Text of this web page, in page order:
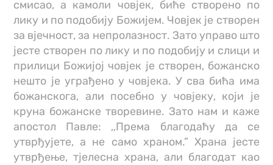
смисао, а камоли човјек, биће створено по
лику и по подобију Божијем. Човјек је створен
за вјечност, за непролазност. Зато управо што
јесте створен по лику и по подобију и слици и
прилици Божијој човјек је створен, божанско
нешто је уграђено у човјека. У сва бића има
божанскога, али посебно у човјеку, који је
круна божанске творевине. Зато нам и каже
апостол Павле: ,,Према благодаћу да се
утврђујете, а не само храном.” Храна јесте
утврђење, тјелесна храна, али благодат као